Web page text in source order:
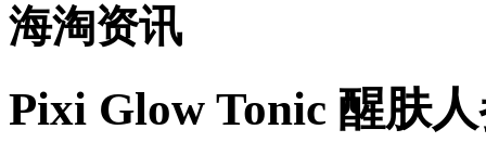
海淘资讯
Pixi Glow Tonic 醒肤